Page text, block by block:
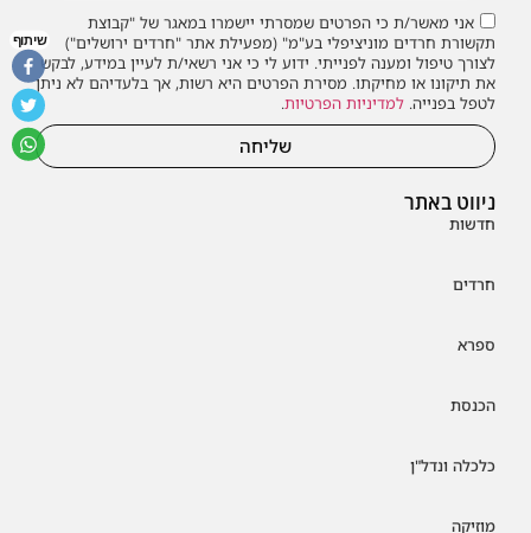
ניווט באתר
חדשות
חרדים
ספרא
הכנסת
כלכלה ונדל"ן
מוזיקה
אני מאשר/ת כי הפרטים שמסרתי יישמרו במאגר של "קבוצת
תקשורת חרדים מוניציפלי בע"מ" (מפעילת אתר "חרדים ירושלים")
לצורך טיפול ומענה לפנייתי. ידוע לי כי אני רשאי/ת לעיין במידע, לבקש
את תיקונו או מחיקתו. מסירת הפרטים היא רשות, אך בלעדיהם לא ניתן
לטפל בפנייה. למדיניות הפרטיות.
שליחה
שיתוף